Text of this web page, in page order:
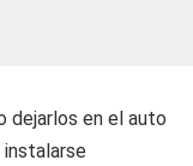
dejarlos en el auto
instalarse